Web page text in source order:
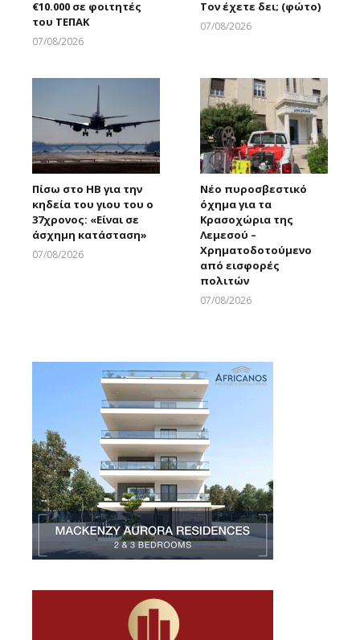
€10.000 σε φοιτητές
του ΤΕΠΑΚ
07/08/2026
Τον έχετε δει; (φώτο)
07/08/2026
Πίσω στο ΗΒ για την
κηδεία του γιου του ο
37χρονος: «Είναι σε
άσχημη κατάσταση»
07/08/2026
Νέο πυροσβεστικό
όχημα για τα
Κρασοχώρια της
Λεμεσού –
Χρηματοδοτούμενο
από εισφορές
πολιτών
07/08/2026